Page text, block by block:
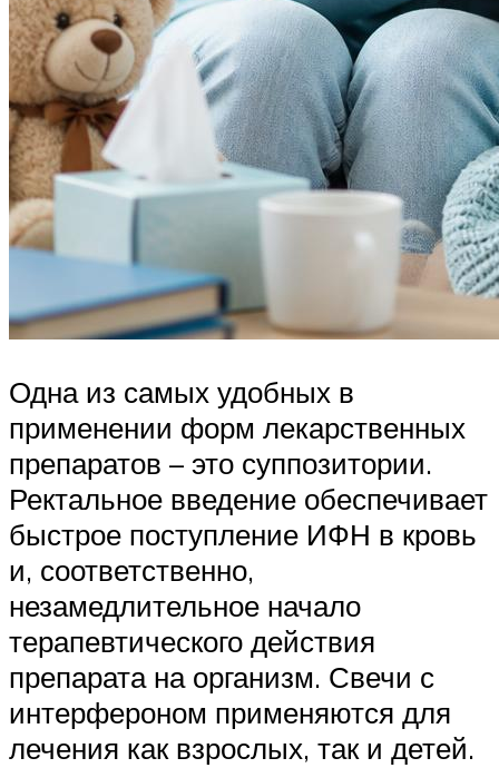
Одна из самых удобных в
применении форм лекарственных
препаратов – это суппозитории.
Ректальное введение обеспечивает
быстрое поступление ИФН в кровь
и, соответственно,
незамедлительное начало
терапевтического действия
препарата на организм. Свечи с
интерфероном применяются для
лечения как взрослых, так и детей.